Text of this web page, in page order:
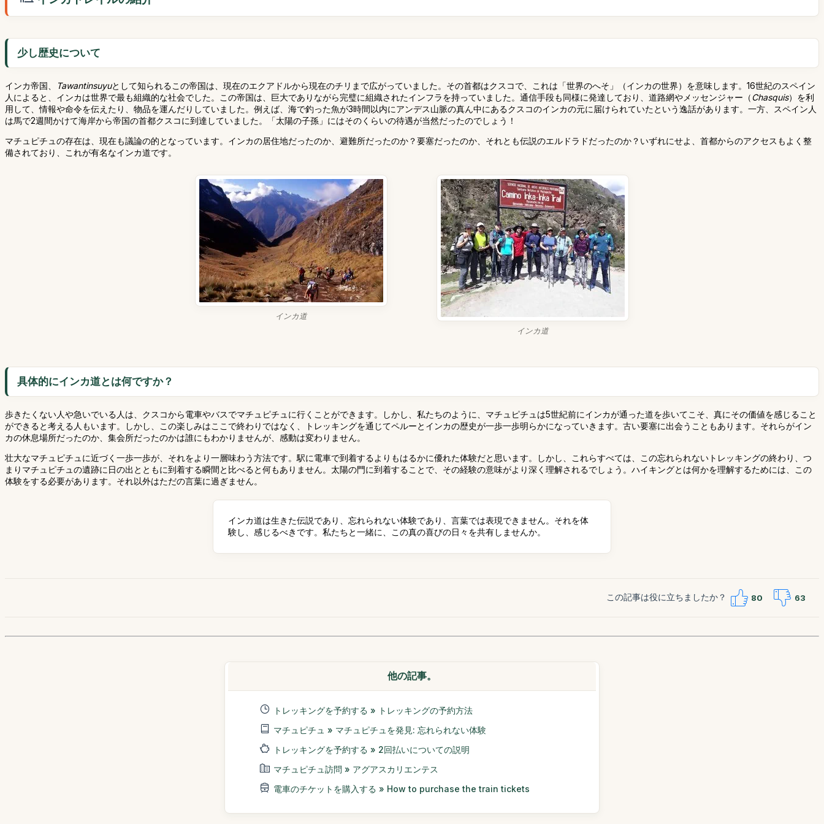
少し歴史について
インカ帝国、 Tawantinsuyuとして知られるこの帝国は、現在のエクアドルから現在のチリまで広がっていました。その首都はクスコで、これは「世界のへそ」（インカの世界）を意味します。16世紀のスペイン
人によると、インカは世界で最も組織的な社会でした。この帝国は、巨大でありながら完璧に組織されたインフラを持っていました。通信手段も同様に発達しており、道路網やメッセンジャー（Chasquis）を利
用して、情報や命令を伝えたり、物品を運んだりしていました。例えば、海で釣った魚が3時間以内にアンデス山脈の真ん中にあるクスコのインカの元に届けられていたという逸話があります。一方、スペイン人
は馬で2週間かけて海岸から帝国の首都クスコに到達していました。「太陽の子孫」にはそのくらいの待遇が当然だったのでしょう！
マチュピチュの存在は、現在も議論の的となっています。インカの居住地だったのか、避難所だったのか？要塞だったのか、それとも伝説のエルドラドだったのか？いずれにせよ、首都からのアクセスもよく整
備されており、これが有名なインカ道です。
インカ道
インカ道
具体的にインカ道とは何ですか？
歩きたくない人や急いでいる人は、クスコから電車やバスでマチュピチュに行くことができます。しかし、私たちのように、マチュピチュは5世紀前にインカが通った道を歩いてこそ、真にその価値を感じること
ができると考える人もいます。しかし、この楽しみはここで終わりではなく、トレッキングを通じてペルーとインカの歴史が一歩一歩明らかになっていきます。古い要塞に出会うこともあります。それらがイン
カの休息場所だったのか、集会所だったのかは誰にもわかりませんが、感動は変わりません。
壮大なマチュピチュに近づく一歩一歩が、それをより一層味わう方法です。駅に電車で到着するよりもはるかに優れた体験だと思います。しかし、これらすべては、この忘れられないトレッキングの終わり、つ
まりマチュピチュの遺跡に日の出とともに到着する瞬間と比べると何もありません。太陽の門に到着することで、その経験の意味がより深く理解されるでしょう。ハイキングとは何かを理解するためには、この
体験をする必要があります。それ以外はただの言葉に過ぎません。
インカ道は生きた伝説であり、忘れられない体験であり、言葉では表現できません。それを体
験し、感じるべきです。私たちと一緒に、この真の喜びの日々を共有しませんか。
この記事は役に立ちましたか？ 80 63
他の記事。
トレッキングを予約する » トレッキングの予約方法
マチュピチュ » マチュピチュを発見: 忘れられない体験
トレッキングを予約する » 2回払いについての説明
マチュピチュ訪問 » アグアスカリエンテス
電車のチケットを購入する » How to purchase the train tickets